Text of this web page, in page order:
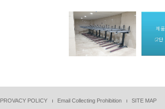
PROVACY POLICY Email Collecting Prohibition SITE MAP